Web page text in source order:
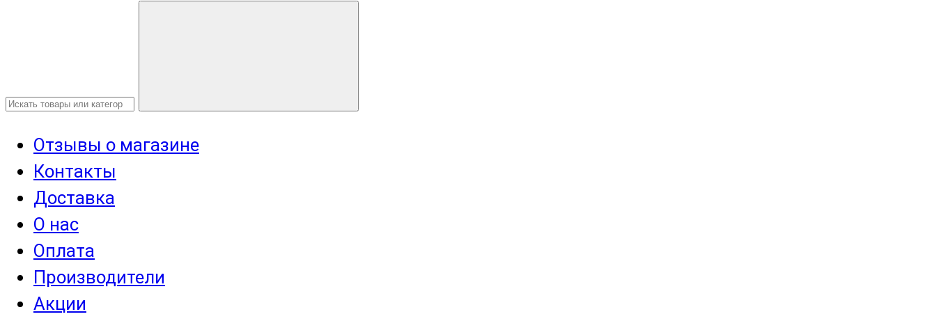
Отзывы о магазине
Контакты
Доставка
О нас
Оплата
Производители
Акции